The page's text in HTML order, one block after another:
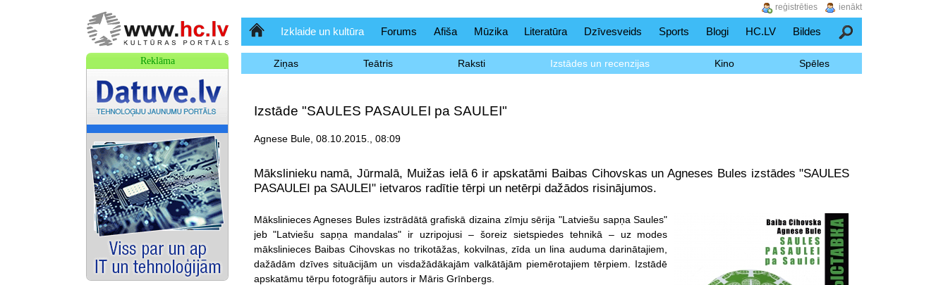
SākumlapaIzklaide un kultūra Forums Afiša Mūzika Literatūra Dzīvesveids Sports Blogi HC.LV Bildes Meklēšana
Ziņas Teātris Raksti Izstādes un recenzijas Kino Spēles
Izstāde "SAULES PASAULEI pa SAULEI"
Agnese Bule, 08.10.2015., 08:09
Mākslinieku namā, Jūrmalā, Muižas ielā 6 ir apskatāmi Baibas Cihovskas un Agneses Bules izstādes "SAULES
PASAULEI pa SAULEI" ietvaros radītie tērpi un netērpi dažādos risinājumos.
Mākslinieces Agneses Bules izstrādātā grafiskā dizaina zīmju sērija "Latviešu sapņa Saules"
jeb "Latviešu sapņa mandalas" ir uzripojusi – šoreiz sietspiedes tehnikā – uz modes
mākslinieces Baibas Cihovskas no trikotāžas, kokvilnas, zīda un lina auduma darinātajiem,
dažādām dzīves situācijām un visdažādākajām valkātājām piemērotajiem tērpiem. Izstādē
apskatāmu tērpu fotogrāfiju autors ir Māris Grīnbergs.
Reklāma
ienākt
reģistrēties